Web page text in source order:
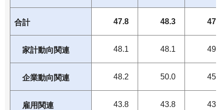
合計 47.8 48.3
家計動向関連 48.1 48.1
企業動向関連 48.2 50.0
雇用関連 43.8 43.8